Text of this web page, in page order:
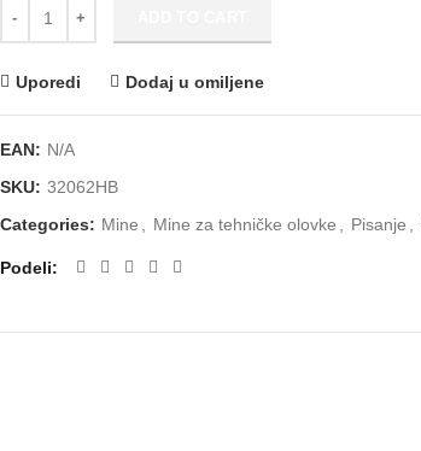
Uporedi Dodaj u omiljene
EAN: N/A
SKU: 32062HB
Categories: Mine Mine za tehničke olovke Pisanje
Podeli